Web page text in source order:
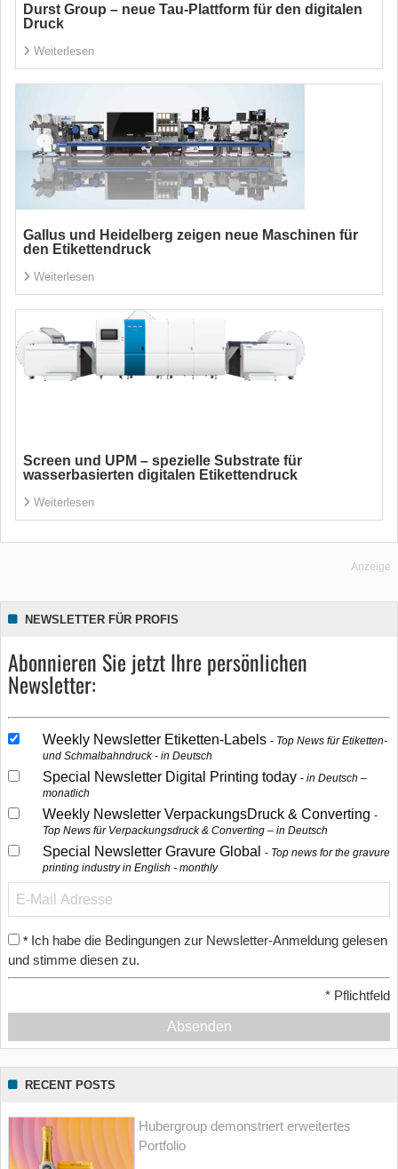
Durst Group – neue Tau-Plattform für den digitalen
Druck
Weiterlesen
Gallus und Heidelberg zeigen neue Maschinen für
den Etikettendruck
Weiterlesen
Screen und UPM – spezielle Substrate für
wasserbasierten digitalen Etikettendruck
Weiterlesen
Anzeige
NEWSLETTER FÜR PROFIS
Abonnieren Sie jetzt Ihre persönlichen
Newsletter:
Weekly Newsletter Etiketten-Labels
Top News für Etiketten-
und Schmalbahndruck - in Deutsch
Special Newsletter Digital Printing today
in Deutsch –
monatlich
Weekly Newsletter VerpackungsDruck & Converting
Top News für Verpackungsdruck & Converting – in Deutsch
Special Newsletter Gravure Global
Top news for the gravure
printing industry in English - monthly
* Ich habe die Bedingungen zur Newsletter-Anmeldung gelesen
und stimme diesen zu.
* Pflichtfeld
Absenden
RECENT POSTS
Hubergroup demonstriert erweitertes
Portfolio